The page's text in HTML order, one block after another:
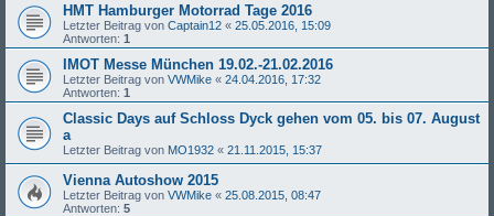
HMT Hamburger Motorrad Tage 2016
Letzter Beitrag von Captain12 « 25.05.2016, 15:09
Antworten: 1
IMOT Messe München 19.02.-21.02.2016
Letzter Beitrag von VWMike « 24.04.2016, 17:32
Antworten: 1
Classic Days auf Schloss Dyck gehen vom 05. bis 07. August
a
Letzter Beitrag von MO1932 « 21.11.2015, 15:37
Vienna Autoshow 2015
Letzter Beitrag von VWMike « 25.08.2015, 08:47
Antworten: 5